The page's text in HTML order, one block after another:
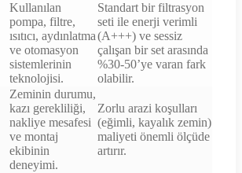
Kullanılan
pompa, filtre,
ısıtıcı, aydınlatma
ve otomasyon
sistemlerinin
teknolojisi.
Standart bir filtrasyon
seti ile enerji verimli
(A+++) ve sessiz
çalışan bir set arasında
%30-50’ye varan fark
olabilir.
Zeminin durumu,
kazı gerekliliği,
nakliye mesafesi
ve montaj
ekibinin
deneyimi.
Zorlu arazi koşulları
(eğimli, kayalık zemin)
maliyeti önemli ölçüde
artırır.